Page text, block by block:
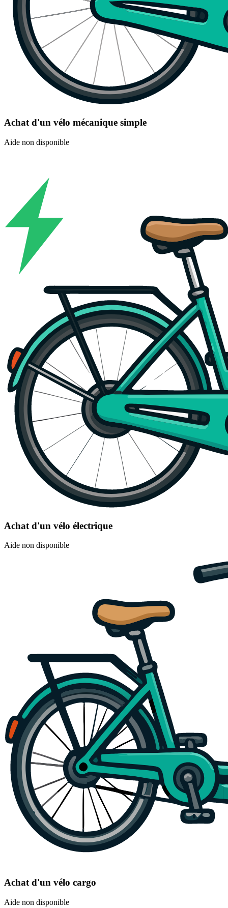
Achat d'un vélo mécanique simple
Aide non disponible
Achat d'un vélo électrique
Aide non disponible
Achat d'un vélo cargo
Aide non disponible